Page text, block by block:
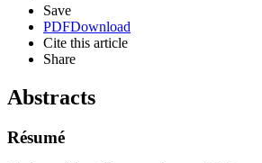
Save
PDFDownload
Cite this article
Share
Abstracts
Résumé